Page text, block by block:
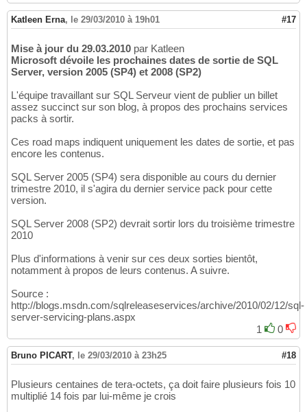
Katleen Erna, le 29/03/2010 à 19h01 #17
Mise à jour du 29.03.2010 par Katleen
Microsoft dévoile les prochaines dates de sortie de SQL
Server, version 2005 (SP4) et 2008 (SP2)
L'équipe travaillant sur SQL Serveur vient de publier un billet
assez succinct sur son blog, à propos des prochains services
packs à sortir.
Ces road maps indiquent uniquement les dates de sortie, et pas
encore les contenus.
SQL Server 2005 (SP4) sera disponible au cours du dernier
trimestre 2010, il s'agira du dernier service pack pour cette
version.
SQL Server 2008 (SP2) devrait sortir lors du troisième trimestre
2010
Plus d'informations à venir sur ces deux sorties bientôt,
notamment à propos de leurs contenus. A suivre.
Source :
http://blogs.msdn.com/sqlreleaseservices/archive/2010/02/12/sql-
server-servicing-plans.aspx
1
0
Bruno PICART, le 29/03/2010 à 23h25 #18
Plusieurs centaines de tera-octets, ça doit faire plusieurs fois 10
multiplié 14 fois par lui-même je crois